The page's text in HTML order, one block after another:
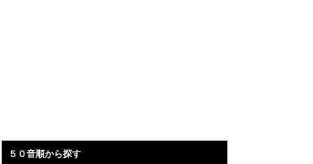
５０音順から探す